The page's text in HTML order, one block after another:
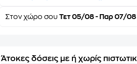
Στονχώρο σου Τετ 05/08 - Παρ 07/08
Άτοκες δόσεις με ή χωρίς